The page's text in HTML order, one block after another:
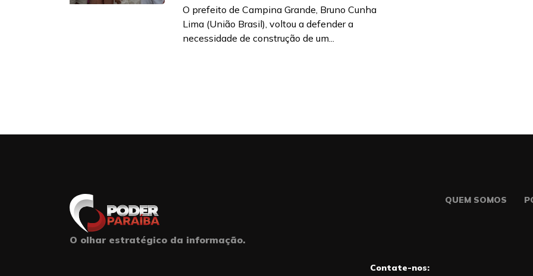
O prefeito de Campina Grande, Bruno Cunha
Lima (União Brasil), voltou a defender a
necessidade de construção de um...
O olhar estratégico da informação.
QUEM SOMOS
Contate-nos: